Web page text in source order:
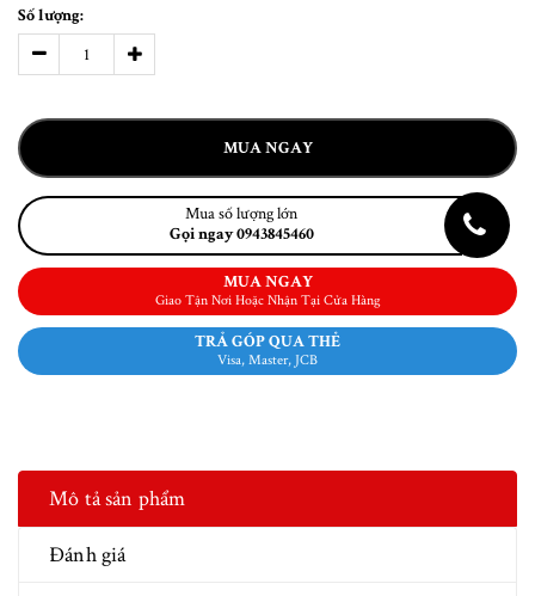
Số lượng:
MUA NGAY
Mua số lượng lớn
Gọi ngay 0943845460
MUA NGAY
Giao Tận Nơi Hoặc Nhận Tại Cửa Hàng
TRẢ GÓP QUA THẺ
Visa, Master, JCB
Mô tả sản phẩm
Đánh giá